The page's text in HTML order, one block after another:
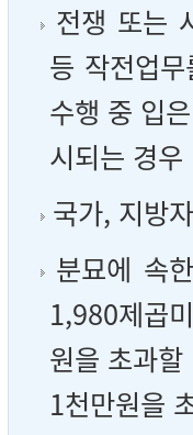
전쟁 또는
등 작전업
수행 중 입
시되는 경우
국가, 지방
분묘에 속
1,980제곱
원을 초과
1천만원을